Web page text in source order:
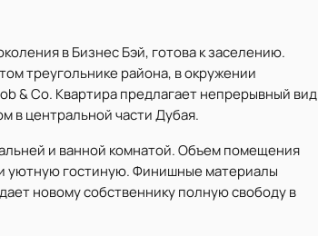
в Бизнес Бэй, готова к заселению.
треугольнике района, в окружении
& Co. Квартира предлагает непрерывный вид
в центральной части Дубая.
и ванной комнатой. Объем помещения
уютную гостиную. Финишные материалы
новому собственнику полную свободу в